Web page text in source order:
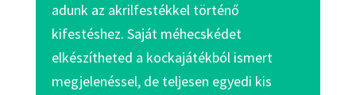
adunk az akrilfestékkel történő
kifestéshez. Saját méhecskédet
elkészítheted a kockajátékból ismert
megjelenéssel, de teljesen egyedi kis